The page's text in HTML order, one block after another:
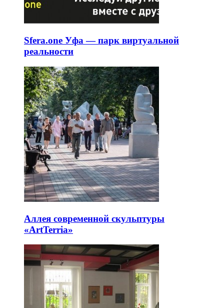
Sfera.one Уфа — парк виртуальной
реальности
Аллея современной скульптуры
«ArtTerria»